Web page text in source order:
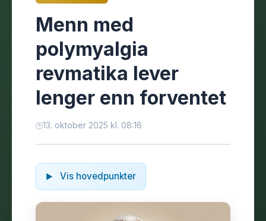
Menn med
polymyalgia
revmatika lever
lenger enn forventet
13. oktober 2025 kl. 08:16
Vis hovedpunkter